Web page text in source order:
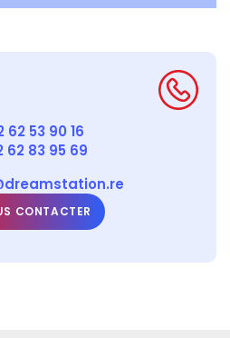
62 53 90 16
62 83 95 69
CONTACTER